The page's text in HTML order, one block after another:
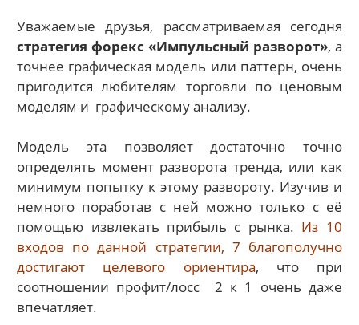
Уважаемые друзья, рассматриваемая сегодня
стратегия форекс «Импульсный разворот», а
точнее графическая модель или паттерн, очень
пригодится любителям торговли по ценовым
моделям и графическому анализу.
Модель эта позволяет достаточно точно
определять момент разворота тренда, или как
минимум попытку к этому развороту. Изучив и
немного поработав с ней можно только с её
помощью извлекать прибыль с рынка. Из 10
входов по данной стратегии, 7 благополучно
достигают целевого ориентира, что при
соотношении профит/лосс 2 к 1 очень даже
впечатляет.